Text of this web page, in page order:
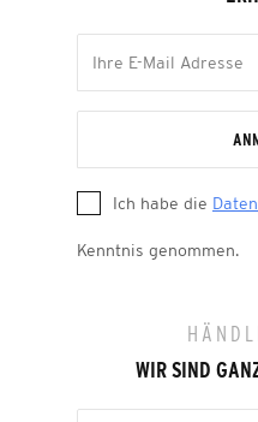
Ich habe die
Kenntnis genommen.
WIR SIND